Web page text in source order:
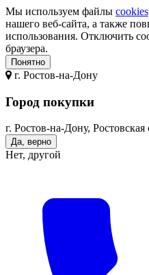
Мы используем файлы cookies
нашего веб-сайта, а также
использования. Отключить
браузера.
Понятно
г. Ростов-на-Дону
Город покупки
г. Ростов-на-Дону, Ростовская
Да, верно
Нет, другой